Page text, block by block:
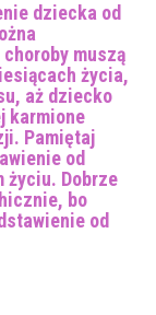
dziecka od
muszą
życia,
aż dziecko
karmione
Pamiętaj
od
życiu. Dobrze
bo
od